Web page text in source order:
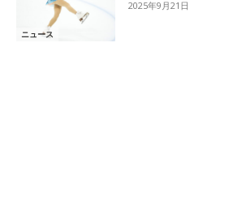
ニュース
2025年9月21日